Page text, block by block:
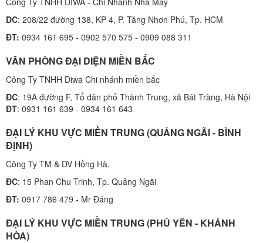
DC: 208/22 đường 138, KP 4, P. Tăng Nhơn Phú, Tp. HCM
ĐT: 0934 161 695 - 0902 570 575 - 0909 088 311
VĂN PHÒNG ĐẠI DIỆN MIỀN BẮC
Công Ty TNHH Diwa Chi nhánh miền bắc
ĐC: 19A đường F, Tổ dân phố Thành Trung, xã Bát Tràng, Hà Nội
ĐT: 0931 161 639 - 0934 161 643
ĐẠI LÝ KHU VỰC MIỀN TRUNG (QUẢNG NGÃI - BÌNH
ĐỊNH)
Công Ty TM & DV Hồng Hà.
ĐC: 15 Phan Chu Trinh, Tp. Quảng Ngãi
ĐT: 0917 786 479 - Mr Đáng
ĐẠI LÝ KHU VỰC MIỀN TRUNG (PHÚ YÊN - KHÁNH
HÒA)